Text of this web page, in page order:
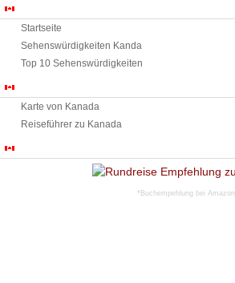
Startseite
Sehenswürdigkeiten Kanda
Top 10 Sehenswürdigkeiten
Karte von Kanada
Reiseführer zu Kanada
*Buchempehlung bei Amazon